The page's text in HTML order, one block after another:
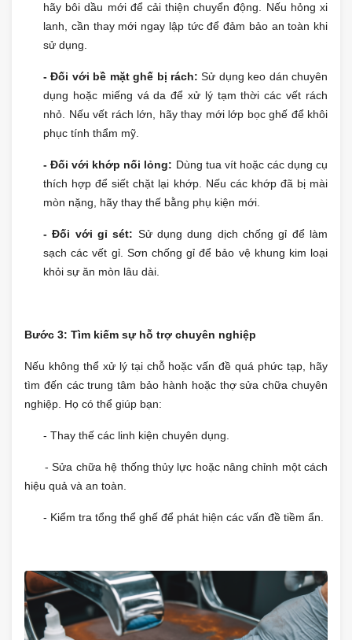
hãy bôi dầu mới để cải thiện chuyển động. Nếu hỏng xi
lanh, cần thay mới ngay lập tức để đảm bảo an toàn khi
sử dụng.
- Đối với bề mặt ghế bị rách: Sử dụng keo dán chuyên
dụng hoặc miếng vá da để xử lý tạm thời các vết rách
nhỏ. Nếu vết rách lớn, hãy thay mới lớp bọc ghế để khôi
phục tính thẩm mỹ.
- Đối với khớp nối lỏng: Dùng tua vít hoặc các dụng cụ
thích hợp để siết chặt lại khớp. Nếu các khớp đã bị mài
mòn nặng, hãy thay thế bằng phụ kiện mới.
- Đối với gỉ sét: Sử dụng dung dịch chống gỉ để làm
sạch các vết gỉ. Sơn chống gỉ để bảo vệ khung kim loại
khỏi sự ăn mòn lâu dài.
Bước 3: Tìm kiếm sự hỗ trợ chuyên nghiệp
Nếu không thể xử lý tại chỗ hoặc vấn đề quá phức tạp, hãy
tìm đến các trung tâm bảo hành hoặc thợ sửa chữa chuyên
nghiệp. Họ có thể giúp bạn:
- Thay thế các linh kiện chuyên dụng.
- Sửa chữa hệ thống thủy lực hoặc nâng chỉnh một cách
hiệu quả và an toàn.
- Kiểm tra tổng thể ghế để phát hiện các vấn đề tiềm ẩn.